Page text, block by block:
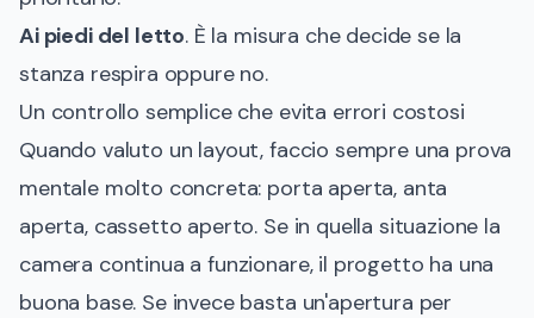
Ai piedi del letto. È la misura che decide se la
stanza respira oppure no.
Un controllo semplice che evita errori costosi
Quando valuto un layout, faccio sempre una prova
mentale molto concreta: porta aperta, anta
aperta, cassetto aperto. Se in quella situazione la
camera continua a funzionare, il progetto ha una
buona base. Se invece basta un'apertura per